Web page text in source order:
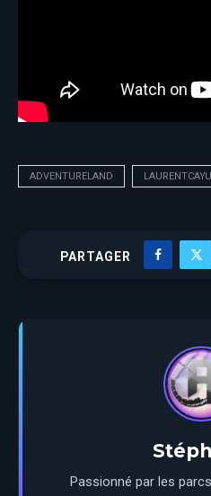
ADVENTURELAND
PARTAGER
Passionné par les